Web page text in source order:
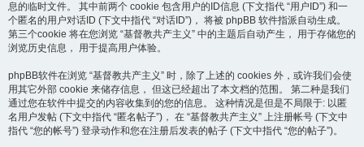
息的临时文件。 其中前两个 cookie 包含用户的ID信息 (下文指代 “用户ID”) 和一
个匿名的用户对话ID (下文中指代 “对话ID”)， 将被 phpBB 软件指派自动生成。
第三个cookie 将在您浏览 “基督教共产主义” 中的主题后自动产生， 用于存储您的
浏览历史信息， 用于提高用户体验。
phpBB软件在浏览 “基督教共产主义” 时，除了上述的 cookies 外，或许我们会使
用其它外部 cookie 来储存信息， 但这已经超出了本文档的范围。 第二种是我们
通过您在软件中提交的内容收集到的您的信息。 这种情况是但是不局限于: 以匿
名用户发帖 (下文中指代 “匿名帖子”)， 在 “基督教共产主义” 上注册帐号 (下文中
指代 “您的帐号”) 登录动作和您在注册后发表的帖子 (下文中指代 “您的帖子”)。